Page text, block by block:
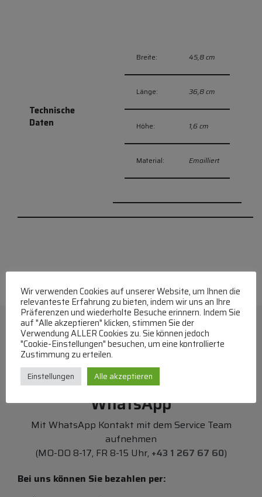
Technische
Daten
Breite: 45,8 cm
Länge: 36,8 cm
Höhe: 1,6 cm
Material: Emailliert
WhatsApp
Mit WhatsApp Kontakt mit dem Service Team
aufnehmen
(MO-DO 8-17, FR 8-15 Uhr, +43 1 267 67 60)
Bei uns können Sie bezahlen per:
Wir verwenden Cookies auf unserer Website, um Ihnen die
relevanteste Erfahrung zu bieten, indem wir uns an Ihre
Präferenzen und wiederholte Besuche erinnern. Indem Sie
auf "Alle akzeptieren" klicken, stimmen Sie der
Verwendung ALLER Cookies zu. Sie können jedoch
"Cookie-Einstellungen" besuchen, um eine kontrollierte
Zustimmung zu erteilen.
Einstellungen Alle akzeptieren